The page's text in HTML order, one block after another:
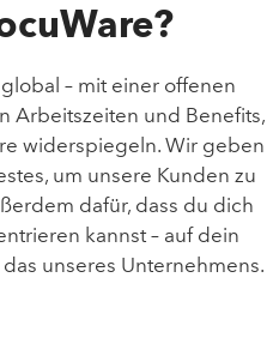
– mit einer offenen
Arbeitszeiten und Benefits,
widerspiegeln. Wir geben
um unsere Kunden zu
dafür, dass du dich
kannst – auf dein
unseres Unternehmens.